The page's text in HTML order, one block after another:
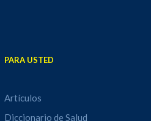
PARA USTED
Artículos
Diccionario de Salud